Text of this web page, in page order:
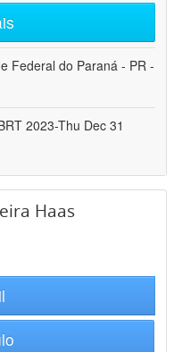
Federal do Paraná - PR -
2023-Thu Dec 31
Haas